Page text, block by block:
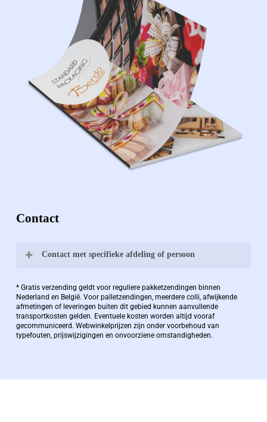
Contact
Contact met specifieke afdeling of persoon
Bernard Pauwels:
Zaakvoerder Berdo
bernard@berdo.be
* Gratis verzending geldt voor reguliere pakketzendingen binnen
Nederland en België. Voor palletzendingen, meerdere colli, afwijkende
afmetingen of leveringen buiten dit gebied kunnen aanvullende
transportkosten gelden. Eventuele kosten worden altijd vooraf
gecommuniceerd. Webwinkelprijzen zijn onder voorbehoud van
typefouten, prijswijzigingen en onvoorziene omstandigheden.